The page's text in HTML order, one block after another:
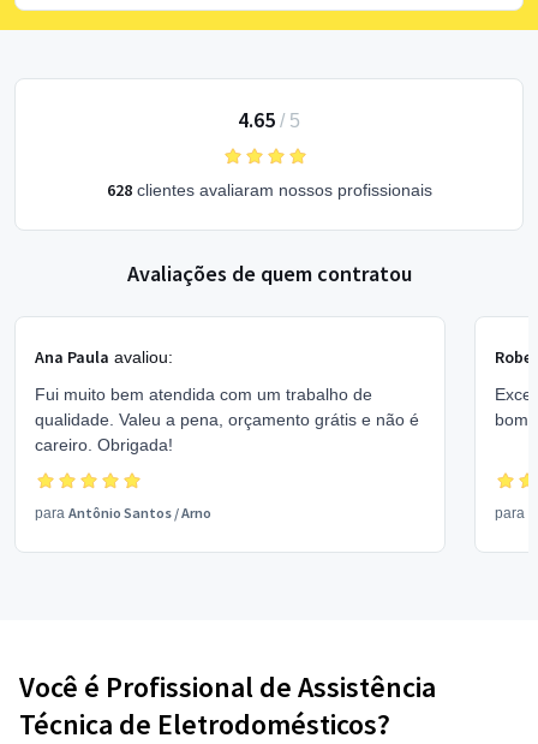
4.65 / 5
628clientes avaliaram nossos profissionais
Avaliações de quem contratou
Ana Paula avaliou:
Fui muito bem atendida com um trabalho de
qualidade. Valeu a pena, orçamento grátis e não é
careiro. Obrigada!
para Antônio Santos /Arno
bom
para
Você é Profissional de Assistência
Técnica de Eletrodomésticos?